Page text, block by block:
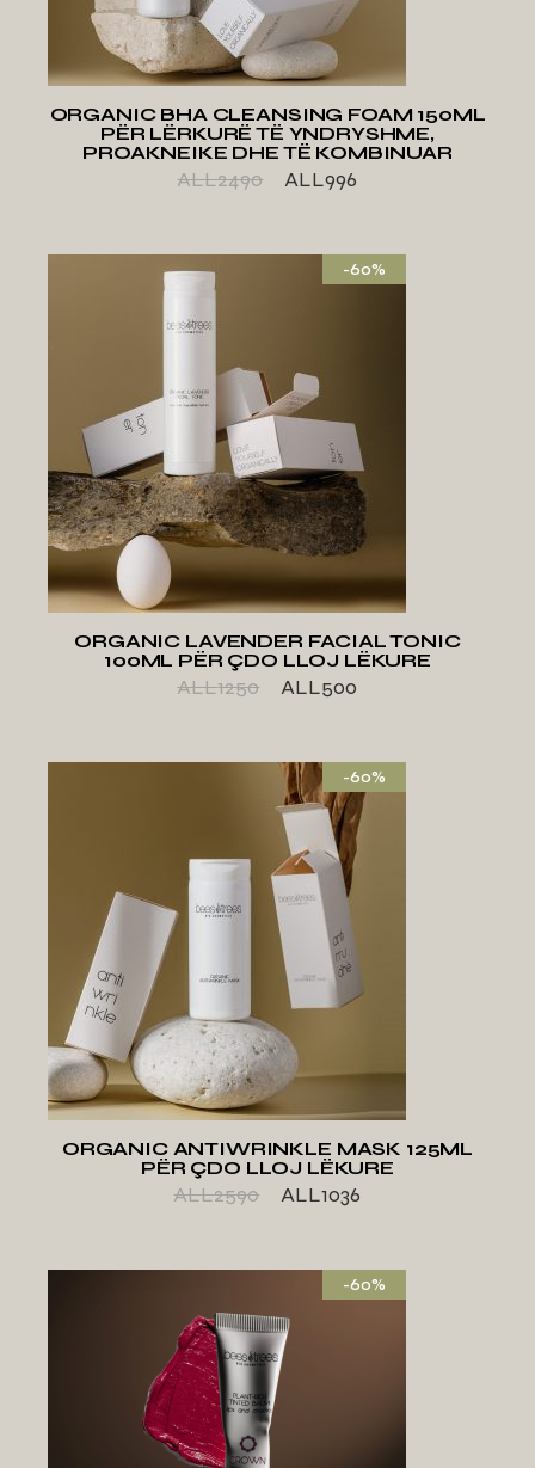
ORGANIC BHA CLEANSING FOAM 150ML
PËR LËRKURË TË YNDRYSHME,
PROAKNEIKE DHE TË KOMBINUAR
ALL2490 ALL996
-60%
SHTO TE LISTA E
DËSHIRAVE
ORGANIC LAVENDER FACIAL TONIC
100ML PËR ÇDO LLOJ LËKURE
ALL1250 ALL500
-60%
SHTO TE LISTA E
ORGANIC ANTIWRINKLE MASK 125ML
PËR ÇDO LLOJ LËKURE
ALL2590 ALL1036
-60%